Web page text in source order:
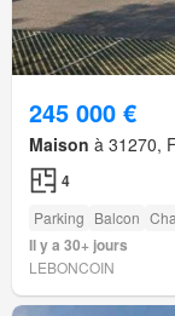
245 000 €
Maison à 31270,
4
Parking Balcon
Il y a 30+ jours
LEBONCOIN